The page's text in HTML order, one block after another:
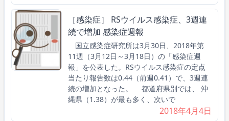
［感染症］ RSウイルス感染症、3週連
続で増加 感染症週報
国立感染症研究所は3月30日、2018年第
11週（3月12日～3月18日）の「感染症週
報」を公表した。RSウイルス感染症の定点
当たり報告数は0.44（前週0.41）で、3週連
続の増加となった。 都道府県別では、 沖
縄県（1.38）が最も多く、次いで
2018年4月4日